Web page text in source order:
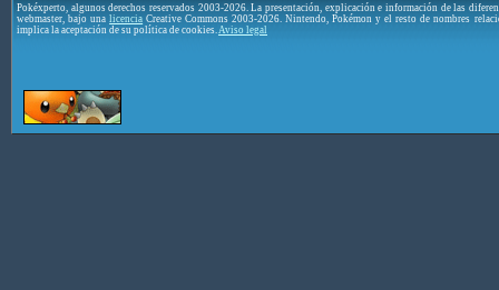
Pokéxperto, algunos derechos reservados 2003-2026. La presentación, explicación e información de las
webmaster, bajo unalicencia Creative Commons 2003-2026. Nintendo, Pokémon y el resto de nombres
implica la aceptación de su política de cookies. Aviso legal